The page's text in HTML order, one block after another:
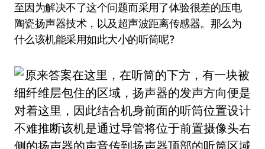
至因为解决不了这个问题而采用了体验很差的压电
陶瓷扬声器技术，以及超声波距离传感器。那么为
什么该机能采用如此大小的听筒呢?